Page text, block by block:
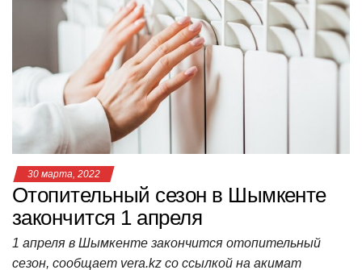
и
ю
30 марта, 2022
Отопительный сезон в Шымкенте
закончится 1 апреля
1 апреля в Шымкенте закончится отопительный
сезон, сообщает vera.kz со ссылкой на акимат